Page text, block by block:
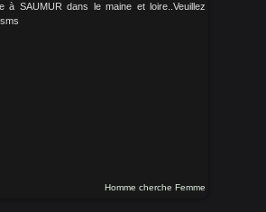
à SAUMUR dans le maine et loire..Veuillez
Homme cherche Femme